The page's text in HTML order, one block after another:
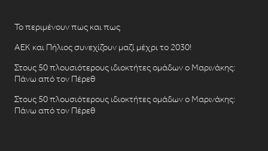
Το περιμένουν πως και πως
ΑΕΚ και Πήλιος συνεχίζουν μαζί μέχρι το 2030!
Στους 50 πλουσιότερους ιδιοκτήτες ομάδων ο Μαρινάκης:
Πάνω από τον Πέρεθ
Στους 50 πλουσιότερους ιδιοκτήτες ομάδων ο Μαρινάκης:
Πάνω από τον Πέρεθ